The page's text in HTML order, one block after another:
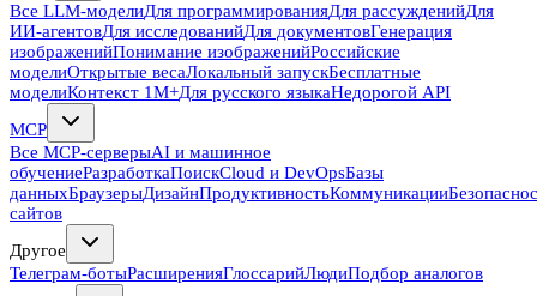
Все LLM-моделиДля программированияДля рассужденийДля
ИИ-агентовДля исследованийДля документовГенерация
изображенийПонимание изображенийРоссийские
моделиОткрытые весаЛокальный запускБесплатные
моделиКонтекст 1M+Для русского языкаНедорогой API
MCP
Все MCP-серверыAI и машинное
обучениеРазработкаПоискCloud и DevOpsБазы
данныхБраузерыДизайнПродуктивностьКоммуникации
сайтов
Другое
Телеграм-ботыРасширенияГлоссарийЛюдиПодбор аналогов